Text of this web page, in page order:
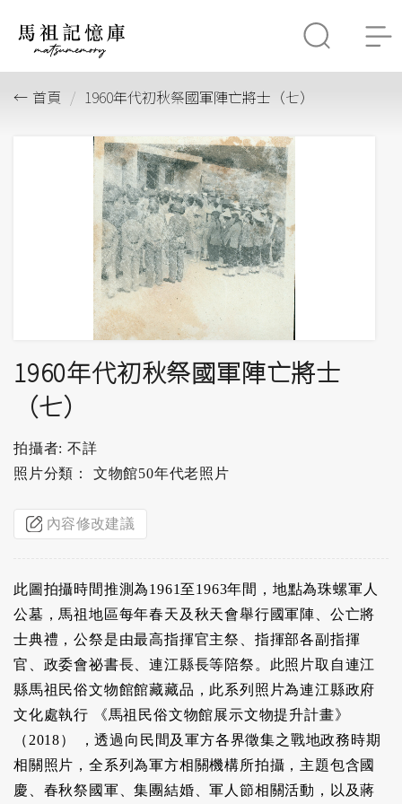
首頁 1960年代初秋祭國軍陣亡將士（七）
1960年代初秋祭國軍陣亡將士
（七）
拍攝者: 不詳
照片分類： 文物館50年代老照片
內容修改建議
此圖拍攝時間推測為1961至1963年間，地點為珠螺軍人
公墓，馬祖地區每年春天及秋天會舉行國軍陣、公亡將
士典禮，公祭是由最高指揮官主祭、指揮部各副指揮
官、政委會祕書長、連江縣長等陪祭。此照片取自連江
縣馬祖民俗文物館館藏藏品，此系列照片為連江縣政府
文化處執行 《馬祖民俗文物館展示文物提升計畫》
（2018） ，透過向民間及軍方各界徵集之戰地政務時期
相關照片，全系列為軍方相關機構所拍攝，主題包含國
慶、春秋祭國軍、集團結婚、軍人節相關活動，以及蔣